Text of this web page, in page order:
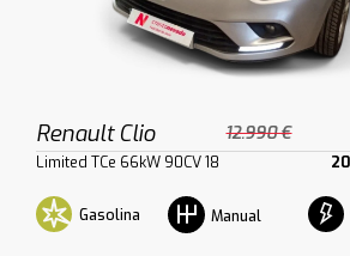
Renault Clio 12.990 €
Limited TCe 66kW 90CV 18
Gasolina Manual